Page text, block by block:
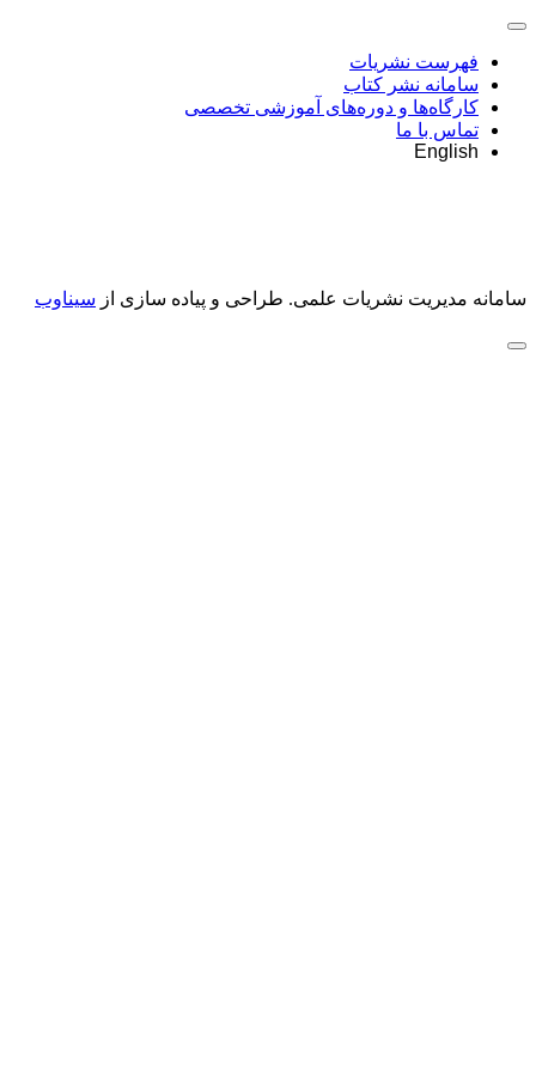
فهرست نشریات
سامانه نشر کتاب
کارگاه‌ها و دوره‌های آموزشی تخصصی
تماس با ما
English
سامانه مدیریت نشریات علمی. طراحی و پیاده سازی از سیناوب